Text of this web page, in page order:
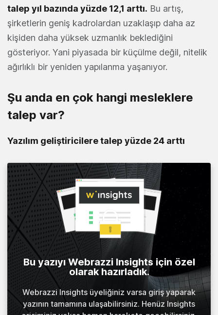
talep yıl bazında yüzde 12,1 arttı. Bu artış,
şirketlerin geniş kadrolardan uzaklaşıp daha az
kişiden daha yüksek uzmanlık beklediğini
gösteriyor. Yani piyasada bir küçülme değil, nitelik
ağırlıklı bir yeniden yapılanma yaşanıyor.
Şu anda en çok hangi mesleklere
talep var?
Yazılım geliştiricilere talep yüzde 24 arttı
Bu yazıyı Webrazzi Insights için özel
olarak hazırladık.
Webrazzi Insights üyeliğiniz varsa giriş yaparak
yazının tamamına ulaşabilirsiniz. Henüz Insights